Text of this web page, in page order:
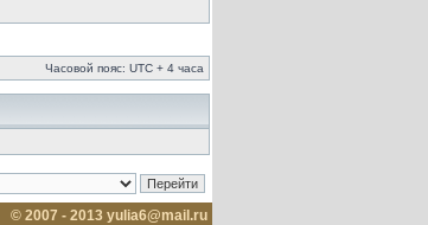
Часовой пояс: UTC + 4 часа
© 2007 - 2013 yulia6@mail.ru